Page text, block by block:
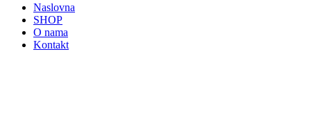
Naslovna
SHOP
O nama
Kontakt